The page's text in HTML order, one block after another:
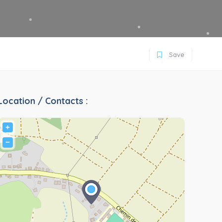
Save
/ Contacts :
+
−